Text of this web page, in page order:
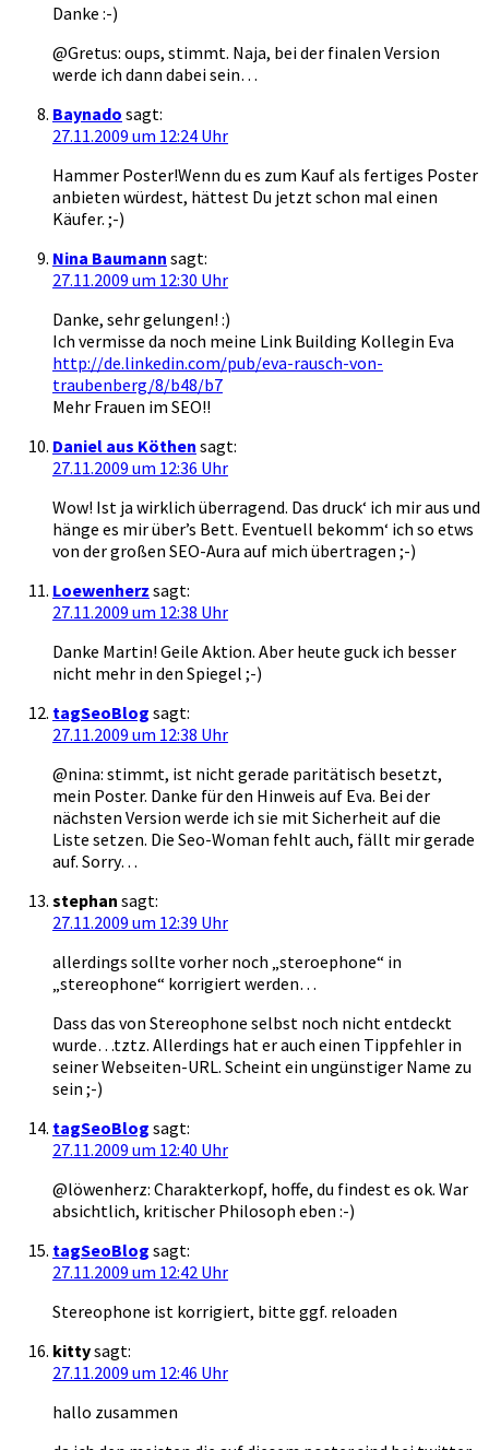
Danke :-)
@Gretus: oups, stimmt. Naja, bei der finalen Version
werde ich dann dabei sein…
Baynado sagt:
27.11.2009 um 12:24 Uhr
Hammer Poster!Wenn du es zum Kauf als fertiges Poster
anbieten würdest, hättest Du jetzt schon mal einen
Käufer. ;-)
Nina Baumann sagt:
27.11.2009 um 12:30 Uhr
Danke, sehr gelungen! :)
Ich vermisse da noch meine Link Building Kollegin Eva
http://de.linkedin.com/pub/eva-rausch-von-
traubenberg/8/b48/b7
Mehr Frauen im SEO!!
Daniel aus Köthen sagt:
27.11.2009 um 12:36 Uhr
Wow! Ist ja wirklich überragend. Das druck‘ ich mir aus und
hänge es mir über’s Bett. Eventuell bekomm‘ ich so etws
von der großen SEO-Aura auf mich übertragen ;-)
Loewenherz sagt:
27.11.2009 um 12:38 Uhr
Danke Martin! Geile Aktion. Aber heute guck ich besser
nicht mehr in den Spiegel ;-)
tagSeoBlog sagt:
27.11.2009 um 12:38 Uhr
@nina: stimmt, ist nicht gerade paritätisch besetzt,
mein Poster. Danke für den Hinweis auf Eva. Bei der
nächsten Version werde ich sie mit Sicherheit auf die
Liste setzen. Die Seo-Woman fehlt auch, fällt mir gerade
auf. Sorry…
stephan sagt:
27.11.2009 um 12:39 Uhr
allerdings sollte vorher noch „steroephone“ in
„stereophone“ korrigiert werden…
Dass das von Stereophone selbst noch nicht entdeckt
wurde…tztz. Allerdings hat er auch einen Tippfehler in
seiner Webseiten-URL. Scheint ein ungünstiger Name zu
sein ;-)
tagSeoBlog sagt:
27.11.2009 um 12:40 Uhr
@löwenherz: Charakterkopf, hoffe, du findest es ok. War
absichtlich, kritischer Philosoph eben :-)
tagSeoBlog sagt:
27.11.2009 um 12:42 Uhr
Stereophone ist korrigiert, bitte ggf. reloaden
kittysagt:
27.11.2009 um 12:46 Uhr
hallo zusammen